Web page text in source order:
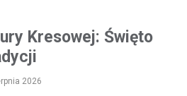
Kresowej: Święto
2026